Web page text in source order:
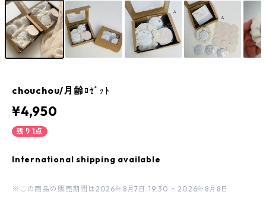
chouchou/月齢ﾛｾﾞｯﾄ
¥4,950
残り1点
International shipping available
※この商品の販売期間は2026年8月7日 19:30 ~ 2026年8月8日